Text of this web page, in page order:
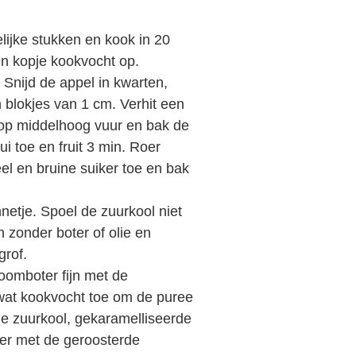
stukken en kook in 20
kopje kookvocht op.
de appel in kwarten,
van 1 cm. Verhit een
middelhoog vuur en bak de
toe en fruit 3 min. Roer
en bruine suiker toe en bak
Spoel de zuurkool niet
zonder boter of olie en
fijn met de
kookvocht toe om de puree
zuurkool, gekaramelliseerde
met de geroosterde